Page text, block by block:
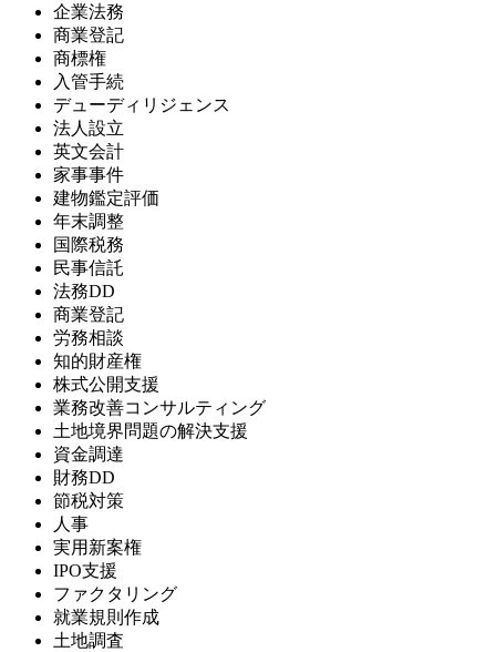
企業法務
商業登記
商標権
入管手続
デューディリジェンス
法人設立
英文会計
家事事件
建物鑑定評価
年末調整
国際税務
民事信託
法務DD
商業登記
労務相談
知的財産権
株式公開支援
業務改善コンサルティング
土地境界問題の解決支援
資金調達
財務DD
節税対策
人事
実用新案権
IPO支援
ファクタリング
就業規則作成
土地調査